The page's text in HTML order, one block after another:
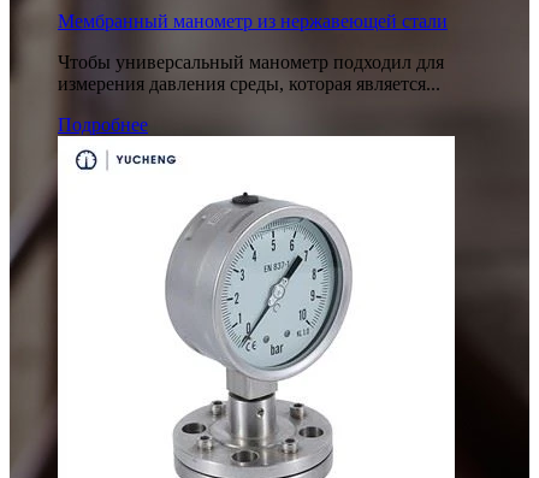
Мембранный манометр из нержавеющей стали
Чтобы универсальный манометр подходил для
измерения давления среды, которая является...
Подробнее